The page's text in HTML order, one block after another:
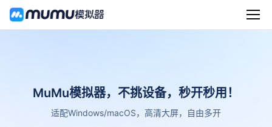
MuMu模拟器，不挑设备，秒开秒用！
适配Windows/macOS，高清大屏，自由多开